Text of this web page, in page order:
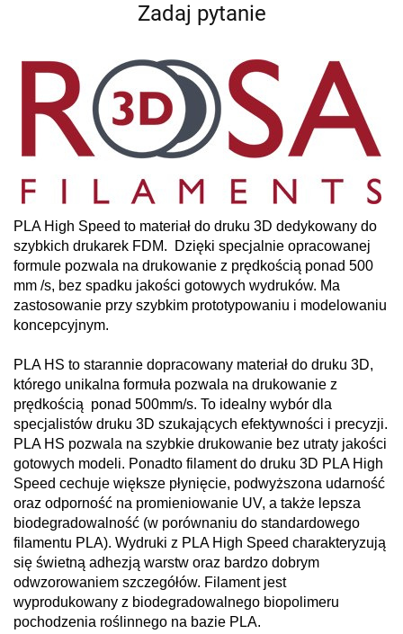
Zadaj pytanie
PLA High Speed to materiał do druku 3D dedykowany do
szybkich drukarek FDM. Dzięki specjalnie opracowanej
formule pozwala na drukowanie z prędkością ponad 500
mm /s, bez spadku jakości gotowych wydruków. Ma
zastosowanie przy szybkim prototypowaniu i modelowaniu
koncepcyjnym.
PLA HS to starannie dopracowany materiał do druku 3D,
którego unikalna formuła pozwala na drukowanie z
prędkością ponad 500mm/s. To idealny wybór dla
specjalistów druku 3D szukających efektywności i precyzji.
PLA HS pozwala na szybkie drukowanie bez utraty jakości
gotowych modeli. Ponadto filament do druku 3D PLA High
Speed cechuje większe płynięcie, podwyższona udarność
oraz odporność na promieniowanie UV, a także lepsza
biodegradowalność (w porównaniu do standardowego
filamentu PLA). Wydruki z PLA High Speed charakteryzują
się świetną adhezją warstw oraz bardzo dobrym
odwzorowaniem szczegółów. Filament jest
wyprodukowany z biodegradowalnego biopolimeru
pochodzenia roślinnego na bazie PLA.